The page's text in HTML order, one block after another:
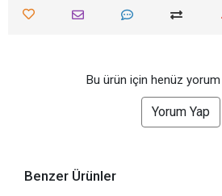
Bu ürün için henüz yorum
Yorum Yap
Benzer Ürünler